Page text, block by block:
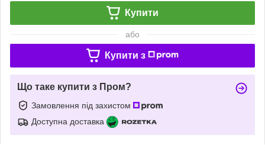
Купити
або
Купити з
Що таке купити з Пром?
Замовлення під захистом
Доступна доставка